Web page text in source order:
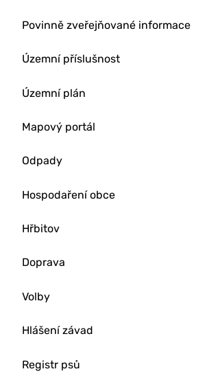
Povinně zveřejňované informace
Územní příslušnost
Územní plán
Mapový portál
Odpady
Hospodaření obce
Hřbitov
Doprava
Volby
Hlášení závad
Registr psů